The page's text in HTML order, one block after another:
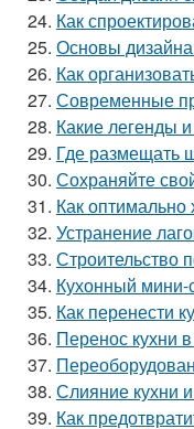
24. Как
25. Основы
26. Как
27. Современные
28. Какие легенды
29. Где размещать
30. Сохраняйте
31. Как
32. Устранение
33. Строительство
34. Кухонный мини-
35. Как перенести
36. Перенос кухни
37.
38. Слияние кухни
39. Как